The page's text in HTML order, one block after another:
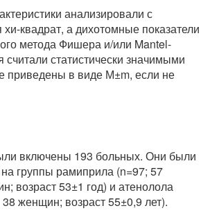
анализировали с
квадрат, а дихотомные показатели
метода Фишера и/или Mantel-
считали статистически значимыми
приведены в виде М±m, если не
включены 193 больных. Они были
группы рамиприла (n=97; 57
возраст 53±1 год) и атенолола
женщин; возраст 55±0,9 лет).